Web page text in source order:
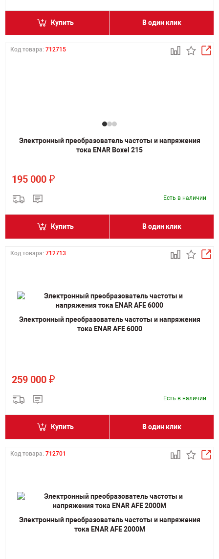
Купить В один клик
Код товара: 712715
Электронный преобразователь частоты и напряжения
тока ENAR Boxel 215
195 000 ₽
Есть в наличии
Купить В один клик
Код товара: 712713
Электронный преобразователь частоты и напряжения
тока ENAR AFE 6000
259 000 ₽
Есть в наличии
Купить В один клик
Код товара: 712701
Электронный преобразователь частоты и напряжения
тока ENAR AFE 2000M